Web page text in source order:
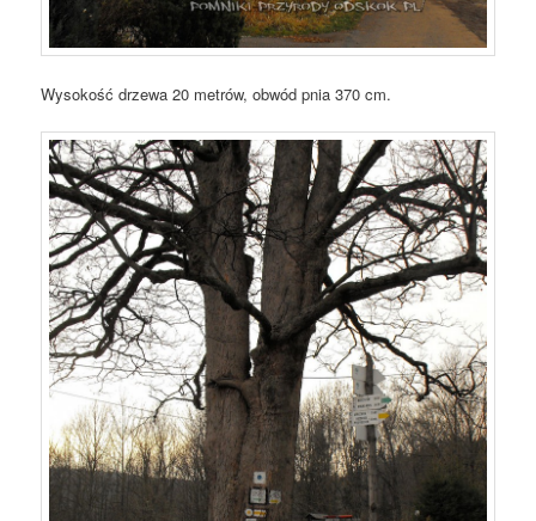
Wysokość drzewa 20 metrów, obwód pnia 370 cm.